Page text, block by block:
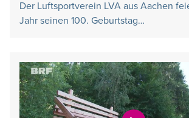
Der Luftsportverein LVA aus Aachen
Jahr seinen 100. Geburtstag…